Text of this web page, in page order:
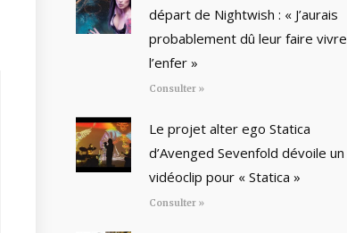
départ de Nightwish : « J’aurais
probablement dû leur faire vivre
l’enfer »
Consulter »
Le projet alter ego Statica
d’Avenged Sevenfold dévoile un
vidéoclip pour « Statica »
Consulter »